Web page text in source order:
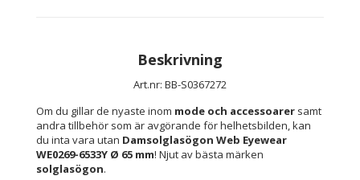
Beskrivning
Art.nr: BB-S0367272
Om du gillar de nyaste inom mode och accessoarer samt
andra tillbehör som är avgörande för helhetsbilden, kan
du inta vara utan Damsolglasögon Web Eyewear
WE0269-6533Y Ø 65 mm
solglasögon.